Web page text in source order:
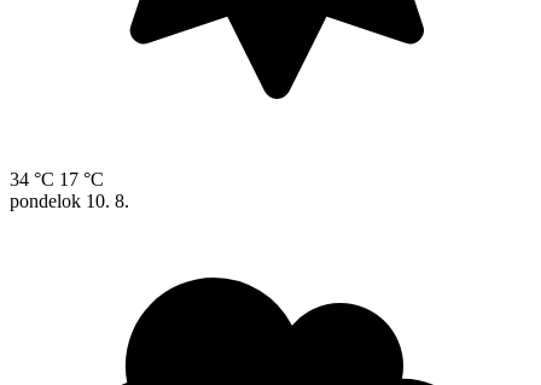
34 °C 17 °C
pondelok 10. 8.